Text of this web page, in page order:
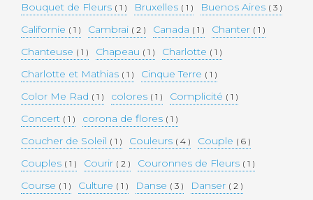
Bouquet de Fleurs ( 1 ) Bruxelles ( 1 ) Buenos Aires ( 3 )
Californie ( 1 ) Cambrai ( 2 ) Canada ( 1 ) Chanter ( 1 )
Chanteuse ( 1 ) Chapeau ( 1 ) Charlotte ( 1 )
Charlotte et Mathias ( 1 ) Cinque Terre ( 1 )
Color Me Rad ( 1 ) colores ( 1 ) Complicité ( 1 )
Concert ( 1 ) corona de flores ( 1 )
Coucher de Soleil ( 1 ) Couleurs ( 4 ) Couple ( 6 )
Couples ( 1 ) Courir ( 2 ) Couronnes de Fleurs ( 1 )
Course ( 1 ) Culture ( 1 ) Danse ( 3 ) Danser ( 2 )